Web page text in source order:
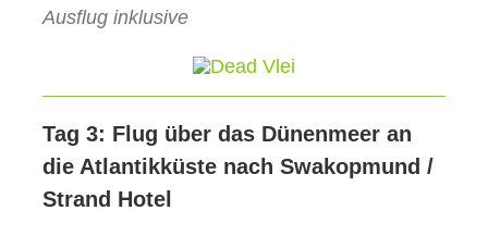
Ausflug inklusive
Tag 3: Flug über das Dünenmeer an
die Atlantikküste nach Swakopmund /
Strand Hotel